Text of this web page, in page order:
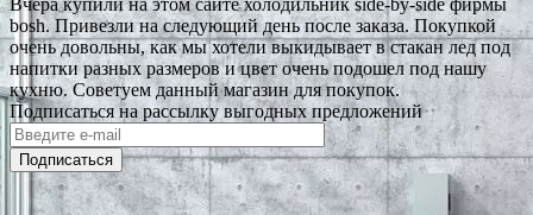
Вчера купили на этом сайте холодильник side-by-side фирмы
bosh. Привезли на следующий день после заказа. Покупкой
очень довольны, как мы хотели выкидывает в стакан лед под
напитки разных размеров и цвет очень подошел под нашу
кухню. Советуем данный магазин для покупок.
Подписаться на рассылку выгодных предложений
Подписаться